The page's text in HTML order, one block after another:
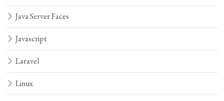
Java Server Faces
Javascript
Laravel
Linux